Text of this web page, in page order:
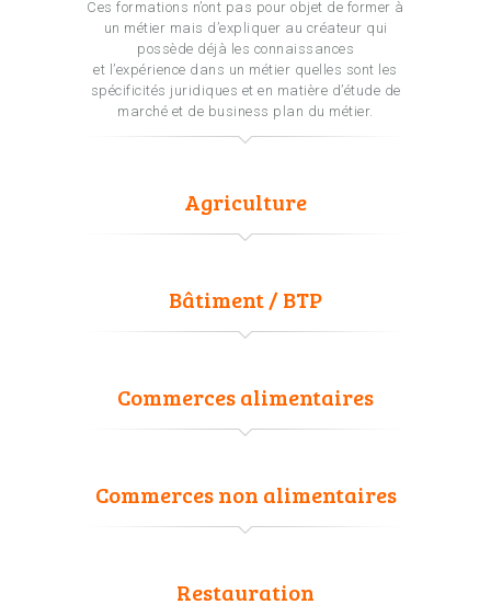
Ces formations n’ont pas pour objet de former à
un métier mais d’expliquer au créateur qui
possède déjà les connaissances
et l’expérience dans un métier quelles sont les
spécificités juridiques et en matière d’étude de
marché et de business plan du métier.
Agriculture
Bâtiment / BTP
Commerces alimentaires
Commerces non alimentaires
Restauration